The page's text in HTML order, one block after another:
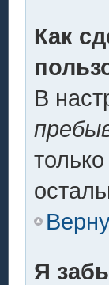
Как
В
Я